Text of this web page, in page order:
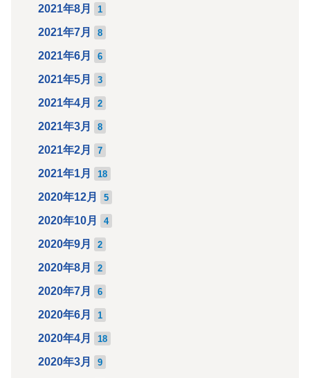
2021年8月 1
2021年7月 8
2021年6月 6
2021年5月 3
2021年4月 2
2021年3月 8
2021年2月 7
2021年1月 18
2020年12月 5
2020年10月 4
2020年9月 2
2020年8月 2
2020年7月 6
2020年6月 1
2020年4月 18
2020年3月 9